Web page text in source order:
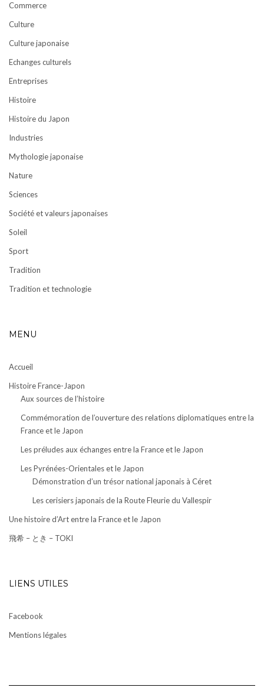
Commerce
Culture
Culture japonaise
Echanges culturels
Entreprises
Histoire
Histoire du Japon
Industries
Mythologie japonaise
Nature
Sciences
Société et valeurs japonaises
Soleil
Sport
Tradition
Tradition et technologie
MENU
Accueil
Histoire France-Japon
Aux sources de l’histoire
Commémoration de l’ouverture des relations diplomatiques entre la
France et le Japon
Les préludes aux échanges entre la France et le Japon
Les Pyrénées-Orientales et le Japon
Démonstration d’un trésor national japonais à Céret
Les cerisiers japonais de la Route Fleurie du Vallespir
Une histoire d’Art entre la France et le Japon
飛希 – とき – TOKI
LIENS UTILES
Facebook
Mentions légales